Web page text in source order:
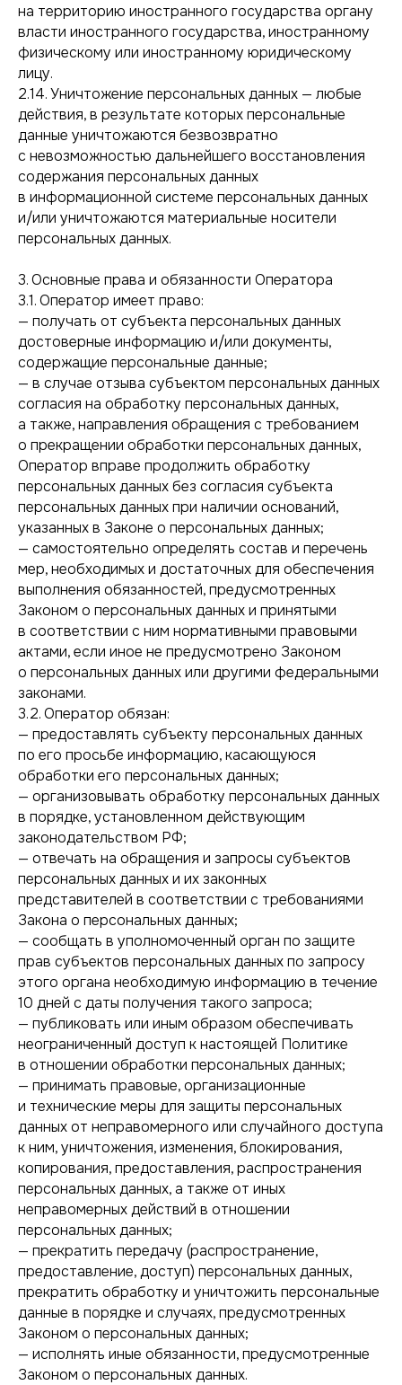
на территорию иностранного государства органу
власти иностранного государства, иностранному
физическому или иностранному юридическому
лицу.
2.14. Уничтожение персональных данных — любые
действия, в результате которых персональные
данные уничтожаются безвозвратно
с невозможностью дальнейшего восстановления
содержания персональных данных
в информационной системе персональных данных
и/или уничтожаются материальные носители
персональных данных.
3. Основные права и обязанности Оператора
3.1. Оператор имеет право:
— получать от субъекта персональных данных
достоверные информацию и/или документы,
содержащие персональные данные;
— в случае отзыва субъектом персональных данных
согласия на обработку персональных данных,
а также, направления обращения с требованием
о прекращении обработки персональных данных,
Оператор вправе продолжить обработку
персональных данных без согласия субъекта
персональных данных при наличии оснований,
указанных в Законе о персональных данных;
— самостоятельно определять состав и перечень
мер, необходимых и достаточных для обеспечения
выполнения обязанностей, предусмотренных
Законом о персональных данных и принятыми
в соответствии с ним нормативными правовыми
актами, если иное не предусмотрено Законом
о персональных данных или другими федеральными
законами.
3.2. Оператор обязан:
— предоставлять субъекту персональных данных
по его просьбе информацию, касающуюся
обработки его персональных данных;
— организовывать обработку персональных данных
в порядке, установленном действующим
законодательством РФ;
— отвечать на обращения и запросы субъектов
персональных данных и их законных
представителей в соответствии с требованиями
Закона о персональных данных;
— сообщать в уполномоченный орган по защите
прав субъектов персональных данных по запросу
этого органа необходимую информацию в течение
10 дней с даты получения такого запроса;
— публиковать или иным образом обеспечивать
неограниченный доступ к настоящей Политике
в отношении обработки персональных данных;
— принимать правовые, организационные
и технические меры для защиты персональных
данных от неправомерного или случайного доступа
к ним, уничтожения, изменения, блокирования,
копирования, предоставления, распространения
персональных данных, а также от иных
неправомерных действий в отношении
персональных данных;
— прекратить передачу (распространение,
предоставление, доступ) персональных данных,
прекратить обработку и уничтожить персональные
данные в порядке и случаях, предусмотренных
Законом о персональных данных;
— исполнять иные обязанности, предусмотренные
Законом о персональных данных.